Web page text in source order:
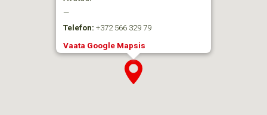
—
Telefon: +372 566 329 79
Vaata Google Mapsis